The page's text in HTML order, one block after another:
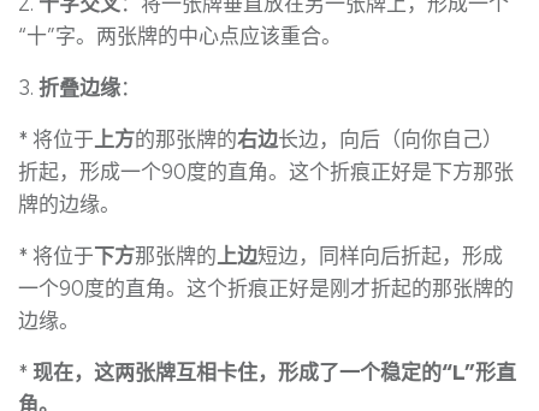
“十”字。两张牌的中心点应该重合。
3. 折叠边缘：
* 将位于上方的那张牌的右边长边，向后（向你自己）
折起，形成一个90度的直角。这个折痕正好是下方那张
牌的边缘。
* 将位于下方那张牌的上边短边，同样向后折起，形成
一个90度的直角。这个折痕正好是刚才折起的那张牌的
边缘。
* 现在，这两张牌互相卡住，形成了一个稳定的“L”形直
角。